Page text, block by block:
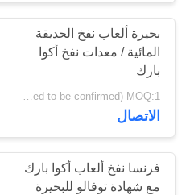
اطلب
اقتباس
خريطة
الموقع
بحيرة ألعاب نفخ الحديقة
المائية / معدات نفخ أكوا
بارك
USD 25400- 32000/set ( price just for reference, detailed prices need to be confirmed) MOQ:1 مجموعة أو أجزاء من حديقة كاملة
الاتصال
فرنسا نفخ ألعاب أكوا بارك
مع شهادة توفالو للبحيرة